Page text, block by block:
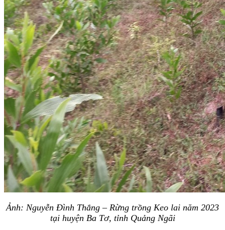
Ảnh: Nguyễn Đình Thắng – Rừng trồng Keo lai năm 2023
tại huyện Ba Tơ, tỉnh Quảng Ngãi